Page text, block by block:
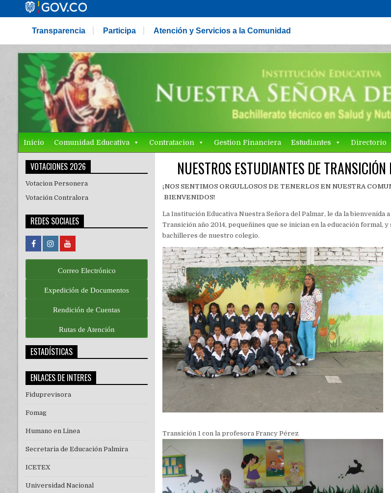
Transparencia Participa Atención y Servicios a la Comunidad
Inicio Comunidad Educativa Contratacion Gestion Financiera Estudiantes Directorio
NUESTROS ESTUDIANTES DE
¡NOS SENTIMOS ORGULLOSOS DE TENERLOS EN NUESTRA
BIENVENIDOS!
La Institución Educativa Nuestra Señora del Palmar, le da la bienvenida
Transición año 2014, pequeñines que se inician en la educación formal,
bachilleres de nuestro colegio.
Transición 1 con la profesora Francy Pérez
VOTACIONES 2026
Votacion Personera
Votación Contralora
REDES SOCIALES
Correo Electrónico
Expedición de Documentos
Rendición de Cuentas
Rutas de Atención
ESTADÍSTICAS
ENLACES DE INTERES
Fiduprevisora
Fomag
Humano en Linea
Secretaria de Educación Palmira
ICETEX
Universidad Nacional